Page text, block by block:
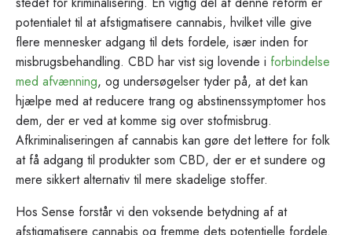
potentialet til at afstigmatisere cannabis, hvilket ville give
flere mennesker adgang til dets fordele, især inden for
misbrugsbehandling. CBD har vist sig lovende i forbindelse
med afvænning, og undersøgelser tyder på, at det kan
hjælpe med at reducere trang og abstinenssymptomer hos
dem, der er ved at komme sig over stofmisbrug.
Afkriminaliseringen af cannabis kan gøre det lettere for folk
at få adgang til produkter som CBD, der er et sundere og
mere sikkert alternativ til mere skadelige stoffer.
Hos Sense forstår vi den voksende betydning af at